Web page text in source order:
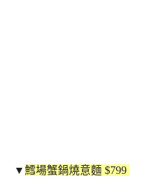
▼鱈場蟹鍋燒意麵 $799